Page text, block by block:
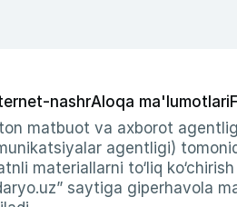
nashrAloqa ma'lumotlari
matbuot va axborot
agentligi)
materiallarni to‘liq
saytiga giperhavola